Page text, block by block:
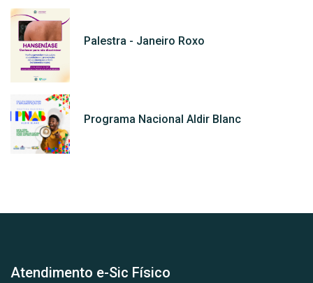
Palestra - Janeiro Roxo
Programa Nacional Aldir Blanc
Atendimento e-Sic Físico